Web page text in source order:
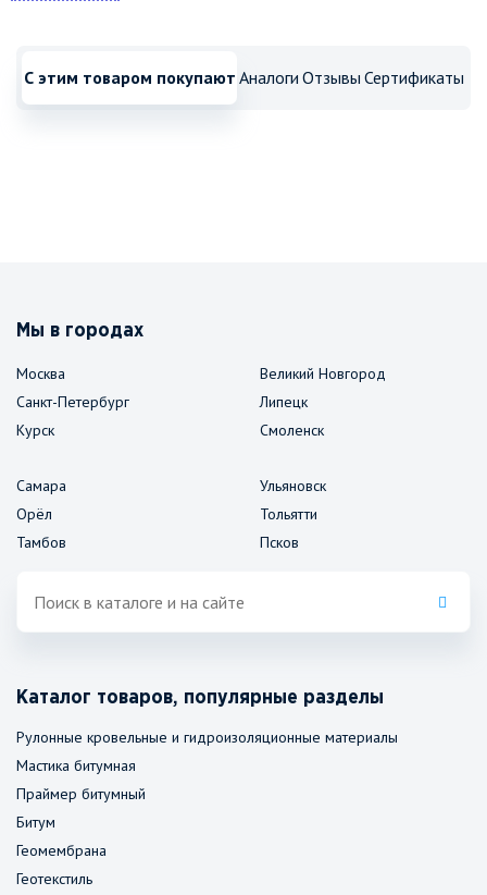
С этим товаром покупают Аналоги Отзывы Сертификаты
Мы в городах
Москва
Санкт-Петербург
Курск
Великий Новгород
Липецк
Смоленск
Самара
Орёл
Тамбов
Ульяновск
Тольятти
Псков
Каталог товаров, популярные разделы
Рулонные кровельные и гидроизоляционные материалы
Мастика битумная
Праймер битумный
Битум
Геомембрана
Геотекстиль